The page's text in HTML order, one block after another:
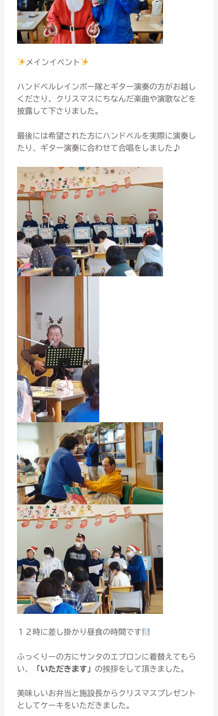
メインイベント
ハンドベルレインボー隊とギター演奏の方がお越し
くださり、クリスマスにちなんだ楽曲や演歌などを
披露して下さりました。
最後には希望された方にハンドベルを実際に演奏し
たり、ギター演奏に合わせて合唱をしました♪
１２時に差し掛かり昼食の時間です
ふっくりーの方にサンタのエプロンに着替えてもら
い、
「いただきます」 の挨拶をして頂きました。
美味しいお弁当と施設長からクリスマスプレゼント
としてケーキをいただきました。